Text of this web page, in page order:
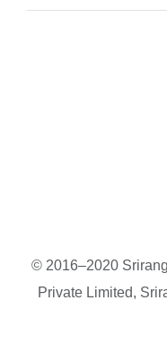
© 2016–2020
Private Limited,